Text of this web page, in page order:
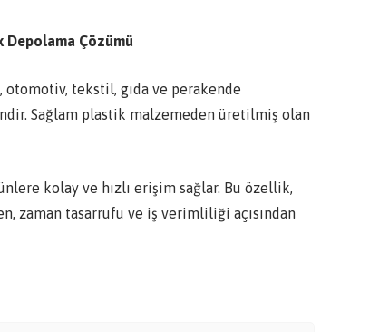
Depolama Çözümü
tekstil, gıda ve perakende
Sağlam plastik malzemeden üretilmiş olan
kolay ve hızlı erişim sağlar. Bu özellik,
zaman tasarrufu ve iş verimliliği açısından